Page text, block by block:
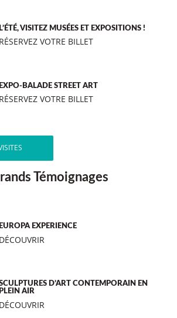
L’ÉTÉ, VISITEZ MUSÉES ET EXPOSITIONS !
RÉSERVEZ VOTRE BILLET
EXPO-BALADE STREET ART
RÉSERVEZ VOTRE BILLET
Témoignages
EUROPA EXPERIENCE
DÉCOUVRIR
D’ART CONTEMPORAIN EN
PLEIN AIR
DÉCOUVRIR